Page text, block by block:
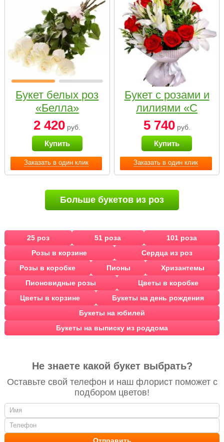
Заказать в один клик
Букет белых роз
«Белла»
2 420 руб.
Купить
Заказать в один клик
Букет с розами и
лилиями «С
наилучшими
пожеланиями»
5 740руб.
Купить
Больше букетов из роз
25 роз 51 роза
101 роза
Розы в корзине
Сердца из роз
Розы в коробке
Пионы
Хризантемы
Пионовидные розы
Цветы в коробке
Цветы в корзине
Букеты на день рождения
Букеты на юбилей
Букеты на выписку из роддома
Не знаете какой букет выбрать?
Оставьте свой телефон и наш флорист поможет с
подбором цветов!